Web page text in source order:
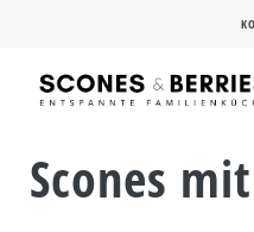
content
Scones